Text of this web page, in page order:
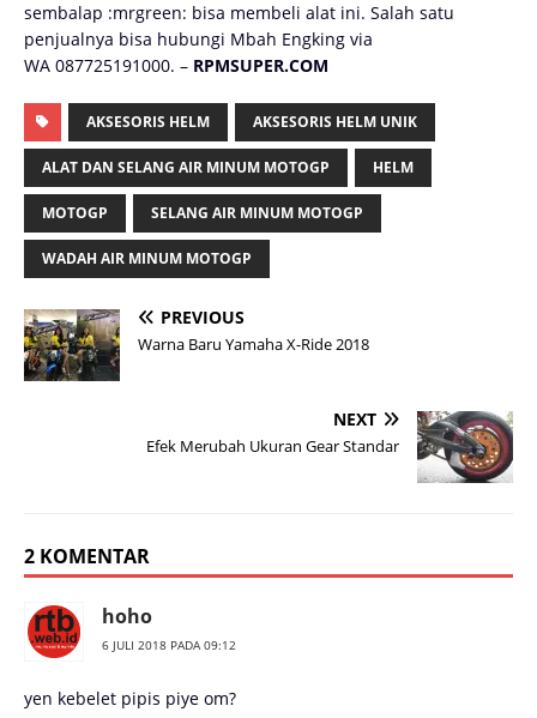
sembalap :mrgreen: bisa membeli alat ini. Salah satu
penjualnya bisa hubungi Mbah Engking via
WA 087725191000. – RPMSUPER.COM
AKSESORIS HELM AKSESORIS HELM UNIK
ALAT DAN SELANG AIR MINUM MOTOGP HELM
MOTOGP SELANG AIR MINUM MOTOGP
WADAH AIR MINUM MOTOGP
PREVIOUS
Warna Baru Yamaha X-Ride 2018
NEXT
Efek Merubah Ukuran Gear Standar
2 KOMENTAR
hoho
6 JULI 2018 PADA 09:12
yen kebelet pipis piye om?